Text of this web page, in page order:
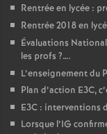
Rentrée en lycée :
Rentrée 2018 en
Évaluations
les profs ?….
L’enseignement du
Plan d’action E3C,
E3C : interventions
Lorsque l’IG